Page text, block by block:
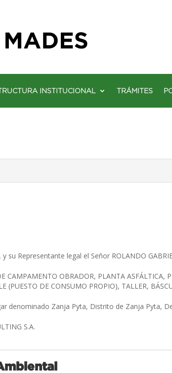
INSTITUCIONAL TRÁMITES
y su Representante legal el Señor ROLANDO
CAMPAMENTO OBRADOR, PLANTA ASFÁLTICA,
(PUESTO DE CONSUMO PROPIO), TALLER,
denominado Zanja Pyta, Distrito de Zanja Pyta,
S.A.